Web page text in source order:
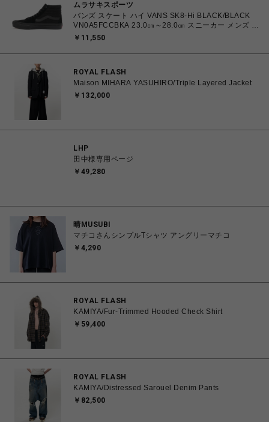
ムラサキスポーツ
バンズ スケート ハイ VANS SK8-Hi BLACK/BLACK
VN0A5FCCBKA 23.0㎝～28.0㎝ スニーカー メンズ レ
ディース シューズ 0194905567161 【北海道/沖縄/離
￥11,550
ROYAL FLASH
Maison MIHARA YASUHIRO/Triple Layered Jacket
￥132,000
LHP
田中様専用ページ
￥49,280
晴MUSUBI
マチコさんシンプルTシャツ アングリーマチコ
￥4,290
ROYAL FLASH
KAMIYA/Fur-Trimmed Hooded Check Shirt
￥59,400
ROYAL FLASH
KAMIYA/Distressed Sarouel Denim Pants
￥82,500